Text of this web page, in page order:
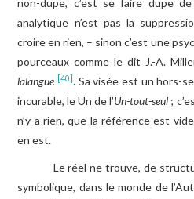
non-dupe, c’est se faire dupe
analytique n’est pas la
croire en rien, – sinon c’est une
pourceaux comme le dit J.-A.
lalangue [40]. Sa visée est un hors-
incurable, le Un de l’Un-tout-seul ;
n’y a rien, que la référence est
en est.
Le réel ne trouve, de
symbolique, dans le monde de